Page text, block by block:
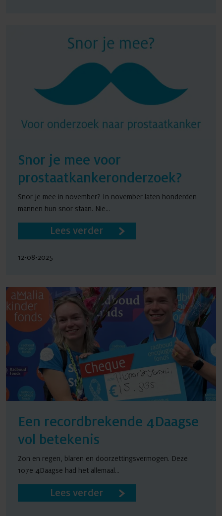
Snor je mee voor
prostaatkankeronderzoek?
Snor je mee in november? In november laten honderden
mannen hun snor staan. Nie...
Lees verder
12-08-2025
Een recordbrekende 4Daagse
vol betekenis
Zon en regen, blaren en doorzettingsvermogen. Deze
107e 4Daagse had het allemaal...
Lees verder